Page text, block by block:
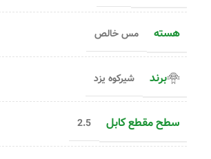
هسته مس خالص
برند شیرکوه یزد
سطح مقطع کابل 2.5